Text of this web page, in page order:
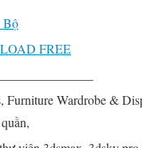
Bộ
FREE
Wardrobe &